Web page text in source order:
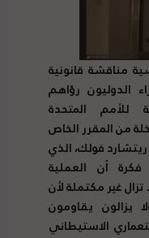
مناقشة قانونية
الدوليون رؤاهم
للأمم المتحدة
من المقرر الخاص
فولك، الذي
أن العملية
تزال غير مكتملة لأن
يزالون يقاومون
الاستيطاني